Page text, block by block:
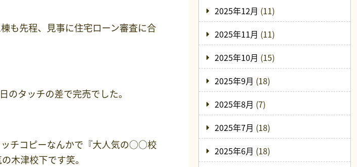
も先程、見事に住宅ローン審査に合
タッチの差で完売でした。
ッチコピーなんかで『大人気の○○校
木津校下です笑。
2025年12月 (11)
2025年11月 (11)
2025年10月 (15)
2025年9月 (18)
2025年8月 (7)
2025年7月 (18)
2025年6月 (18)